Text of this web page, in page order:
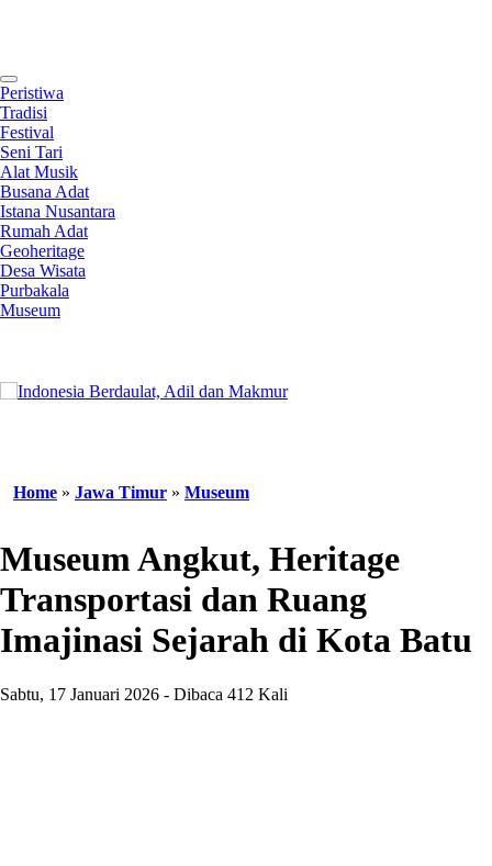
Peristiwa
Tradisi
Festival
Seni Tari
Alat Musik
Busana Adat
Istana Nusantara
Rumah Adat
Geoheritage
Desa Wisata
Purbakala
Museum
Home » Jawa Timur » Museum
Museum Angkut, Heritage
Transportasi dan Ruang
Imajinasi Sejarah di Kota Batu
Sabtu, 17 Januari 2026 - Dibaca 412 Kali